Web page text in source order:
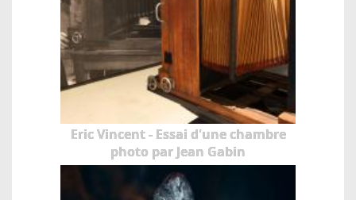
Eric Vincent - Essai d'une chambre
photo par Jean Gabin